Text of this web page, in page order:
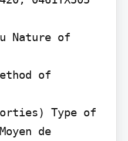
Nature of
of
Type of
de